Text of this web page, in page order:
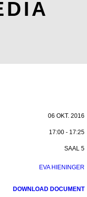
06 OKT. 2016
17:00 - 17:25
SAAL 5
EVA HIENINGER
DOWNLOAD DOCUMENT